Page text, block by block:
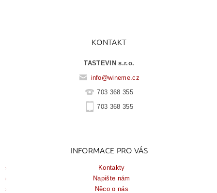
KONTAKT
TASTEVIN s.r.o.
info@wineme.cz
703 368 355
703 368 355
INFORMACE PRO VÁS
Kontakty
Napište nám
Něco o nás